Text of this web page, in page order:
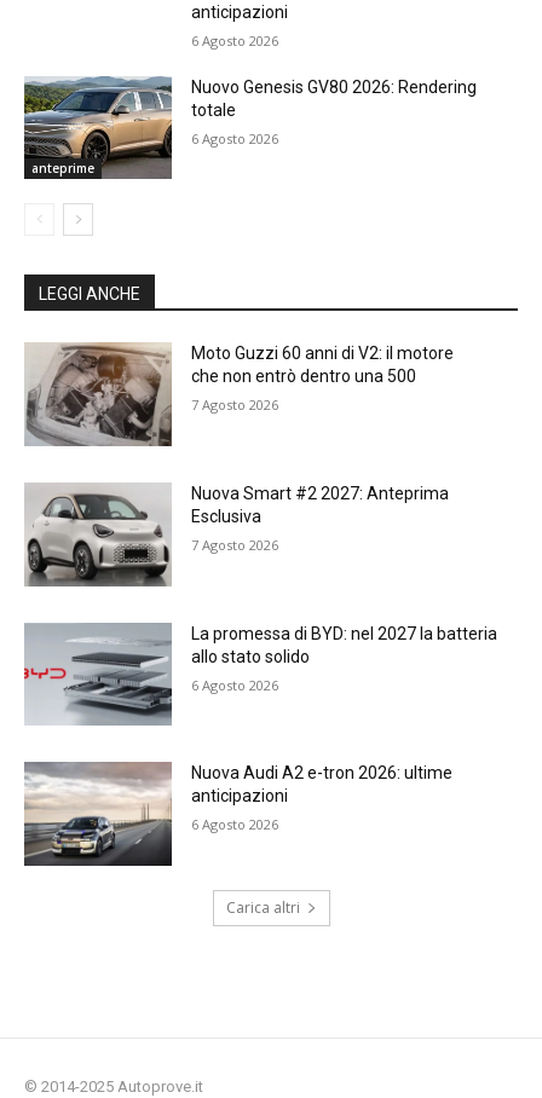
anticipazioni
6 Agosto 2026
anteprime
Nuovo Genesis GV80 2026: Rendering
totale
6 Agosto 2026
LEGGI ANCHE
Moto Guzzi 60 anni di V2: il motore
che non entrò dentro una 500
7 Agosto 2026
Nuova Smart #2 2027: Anteprima
Esclusiva
7 Agosto 2026
La promessa di BYD: nel 2027 la batteria
allo stato solido
6 Agosto 2026
Nuova Audi A2 e-tron 2026: ultime
anticipazioni
6 Agosto 2026
Carica altri
© 2014-2025 Autoprove.it